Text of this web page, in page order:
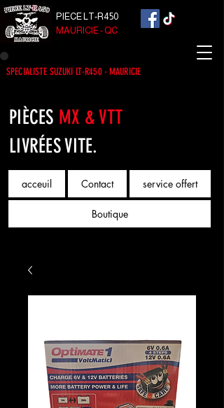
acceuil Contact service offert
Boutique
PIECE LT-R450
MAURICIE - QC
SPECIALISTE SUZUKI LT-R450 - MAURICIE
PIÈCES MX & VTT
LIVRÉES VITE.